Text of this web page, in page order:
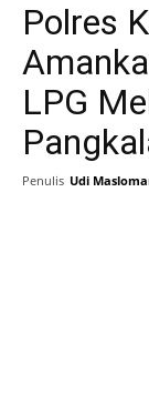
Polres
LPG
Penulis Udi